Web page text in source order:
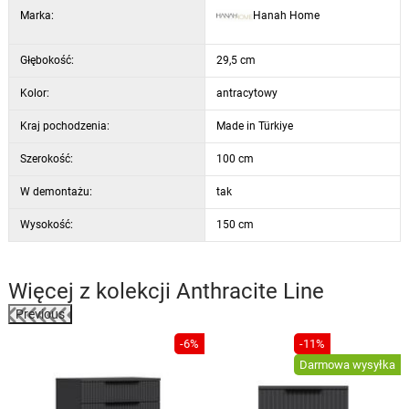
Marka: Hanah Home
Głębokość: 29,5 cm
Kolor: antracytowy
Kraj pochodzenia: Made in Türkiye
Szerokość: 100 cm
W demontażu: tak
Wysokość: 150 cm
Więcej z kolekcji Anthracite Line
Previous
-6%
-11%
Darmowa wysyłka